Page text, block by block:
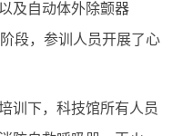
及自动体外除颤器
段，参训人员开展了心
训下，科技馆所有人员